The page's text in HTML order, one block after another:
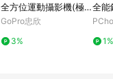
全方位運動攝影機(極
地白)CHDHX-132-RW
GoPro忠欣
3%
全能
1%